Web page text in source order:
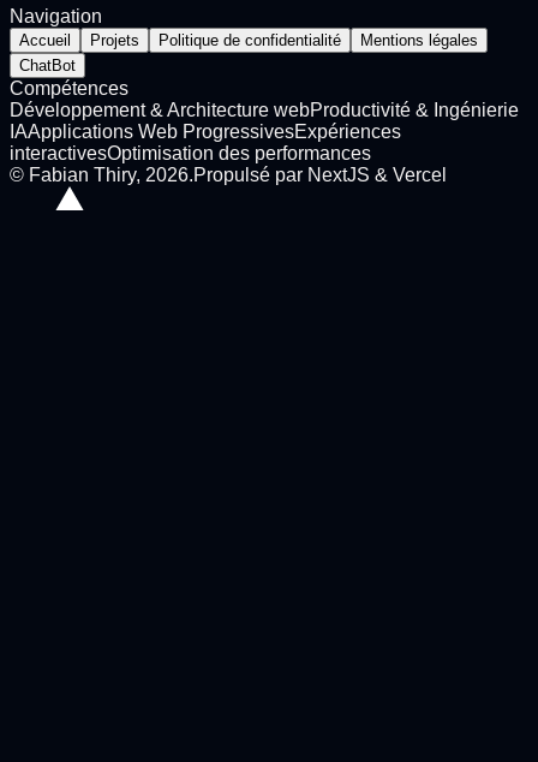
Navigation
Accueil Projets Politique de confidentialité
Mentions légales
ChatBot
Compétences
Développement & Architecture webProductivité & Ingénierie
IAApplications Web ProgressivesExpériences
interactivesOptimisation des performances
© Fabian Thiry, 2026.Propulsé par NextJS & Vercel